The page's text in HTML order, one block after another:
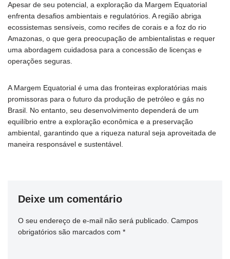
Apesar de seu potencial, a exploração da Margem Equatorial
enfrenta desafios ambientais e regulatórios. A região abriga
ecossistemas sensíveis, como recifes de corais e a foz do rio
Amazonas, o que gera preocupação de ambientalistas e requer
uma abordagem cuidadosa para a concessão de licenças e
operações seguras.
A Margem Equatorial é uma das fronteiras exploratórias mais
promissoras para o futuro da produção de petróleo e gás no
Brasil. No entanto, seu desenvolvimento dependerá de um
equilíbrio entre a exploração econômica e a preservação
ambiental, garantindo que a riqueza natural seja aproveitada de
maneira responsável e sustentável.
Deixe um comentário
O seu endereço de e-mail não será publicado. Campos
obrigatórios são marcados com *